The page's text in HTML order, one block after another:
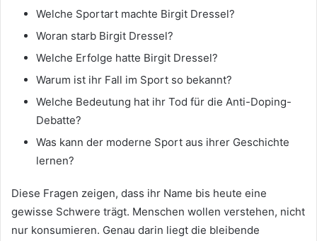
Welche Sportart machte Birgit Dressel?
Woran starb Birgit Dressel?
Welche Erfolge hatte Birgit Dressel?
Warum ist ihr Fall im Sport so bekannt?
Welche Bedeutung hat ihr Tod für die Anti-Doping-
Debatte?
Was kann der moderne Sport aus ihrer Geschichte
lernen?
Diese Fragen zeigen, dass ihr Name bis heute eine
gewisse Schwere trägt. Menschen wollen verstehen, nicht
nur konsumieren. Genau darin liegt die bleibende